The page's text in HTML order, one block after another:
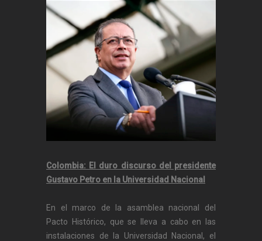
Colombia: El duro discurso del presidente
Gustavo Petro en la Universidad Nacional
En el marco de la asamblea nacional del
Pacto Histórico, que se lleva a cabo en las
instalaciones de la Universidad Nacional, el